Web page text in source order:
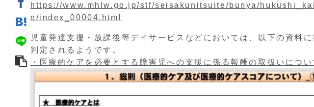
https://www.mhlw.go.jp/stf/seisakunitsuite/bunya/
e/index_00004.html
児童発達支援・放課後等デイサービスなどにおいては、以下の資料
判定されるようです。
・医療的ケアを必要とする障害児への支援に係る報酬の取扱いにつ